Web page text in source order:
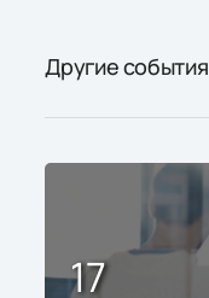
Другие события
17